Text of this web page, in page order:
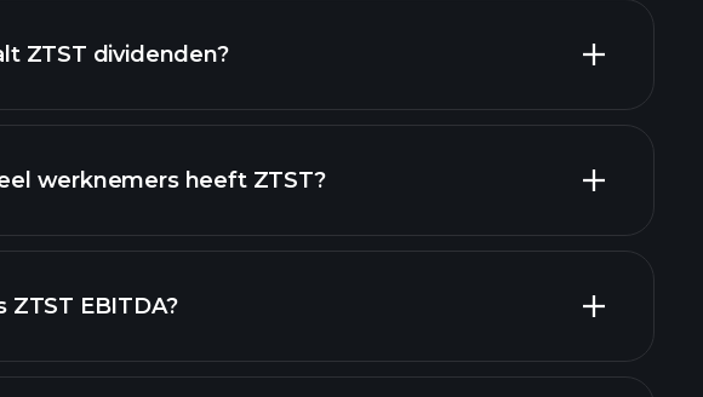
financiële rapporten
ZTST dividenden?
hoog-dividend
werknemers heeft ZTST?
ZTST EBITDA?